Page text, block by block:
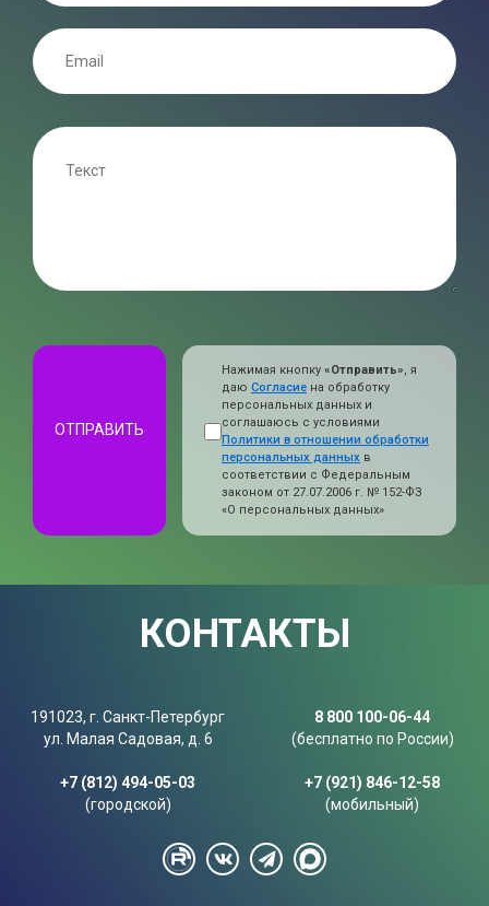
ОТПРАВИТЬ
Нажимая кнопку «Отправить», я
даю Согласие на обработку
персональных данных и
соглашаюсь с условиями
Политики в отношении обработки
персональных данных в
соответствии с Федеральным
законом от 27.07.2006 г. № 152-ФЗ
«О персональных данных»
КОНТАКТЫ
191023, г. Санкт-Петербург
ул. Малая Садовая, д. 6
8 800 100-06-44
(бесплатно по России)
+7 (812) 494-05-03
(городской)
+7 (921) 846-12-58
(мобильный)